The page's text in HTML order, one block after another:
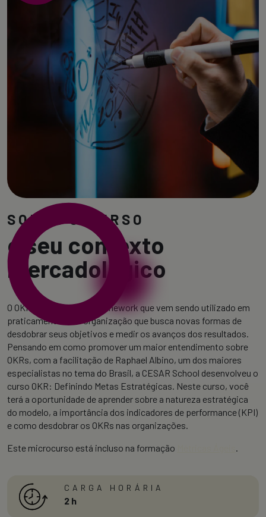
SOBRE O CURSO
e seu contexto
mercadológico
O OKR é um poderoso framework que vem sendo utilizado em
praticamente toda organização que busca novas formas de
desdobrar seus objetivos e medir os avanços dos resultados.
Pensando em como promover um maior entendimento sobre
OKRs, com a facilitação de Raphael Albino, um dos maiores
especialistas no tema do Brasil, a CESAR School desenvolveu o
curso OKR: Definindo Metas Estratégicas. Neste curso, você
terá a oportunidade de aprender sobre a natureza estratégica
do modelo, a importância dos indicadores de performance (KPI)
e como desdobrar os OKRs nas organizações.
Este microcurso está incluso na formação
CARGA HORÁRIA
2 h